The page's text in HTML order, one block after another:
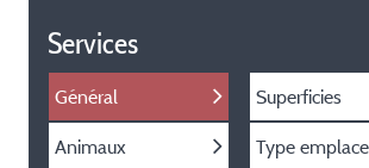
Services
Général
Animaux
Superficies
Type